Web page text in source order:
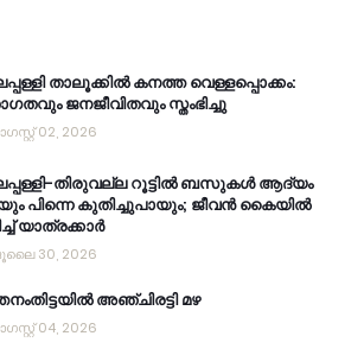
താലൂക്കിൽ കനത്ത വെള്ളപ്പൊക്കം:
ജനജീവിതവും സ്തംഭിച്ചു
02, 2026
തിരുവല്ല റൂട്ടിൽ ബസുകൾ ആദ്യം
പിന്നെ കുതിച്ചുപായും; ജീവൻ കൈയിൽ
യാത്രക്കാർ
30, 2026
അഞ്ചിരട്ടി മഴ
04, 2026